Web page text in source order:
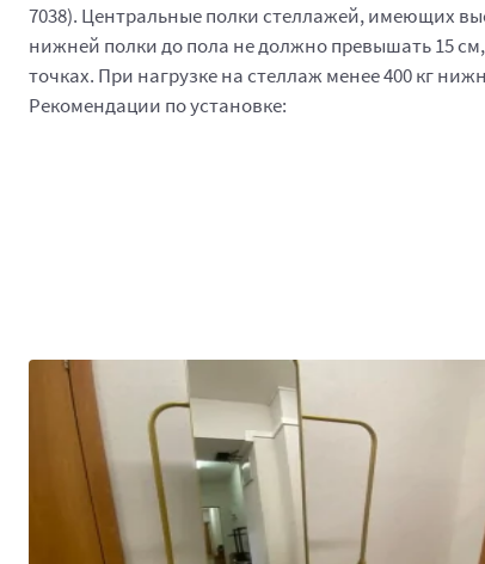
7038). Центральные полки стеллажей, имеющих
нижней полки до пола не должно превышать 15
точках. При нагрузке на стеллаж менее 400 кг
Рекомендации по установке: